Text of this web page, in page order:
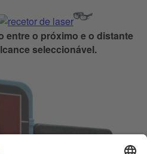
entre o próximo e o distante
seleccionável.